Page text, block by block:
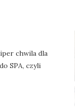
chwila dla
SPA, czyli